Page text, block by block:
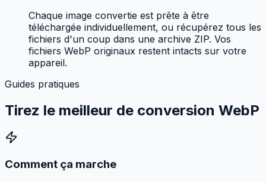
Chaque image convertie est prête à être
téléchargée individuellement, ou récupérez tous les
fichiers d'un coup dans une archive ZIP. Vos
fichiers WebP originaux restent intacts sur votre
appareil.
Guides pratiques
Tirez le meilleur de conversion WebP
Comment ça marche